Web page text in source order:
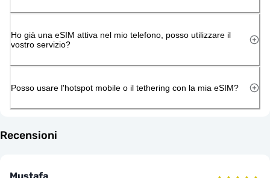
Ho già una eSIM attiva nel mio telefono, posso utilizzare il
vostro servizio?
Posso usare l'hotspot mobile o il tethering con la mia eSIM?
Recensioni